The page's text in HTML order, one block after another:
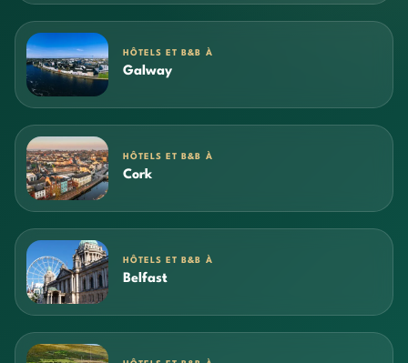
HÔTELS ET B&B À
Galway
HÔTELS ET B&B À
Cork
HÔTELS ET B&B À
Belfast